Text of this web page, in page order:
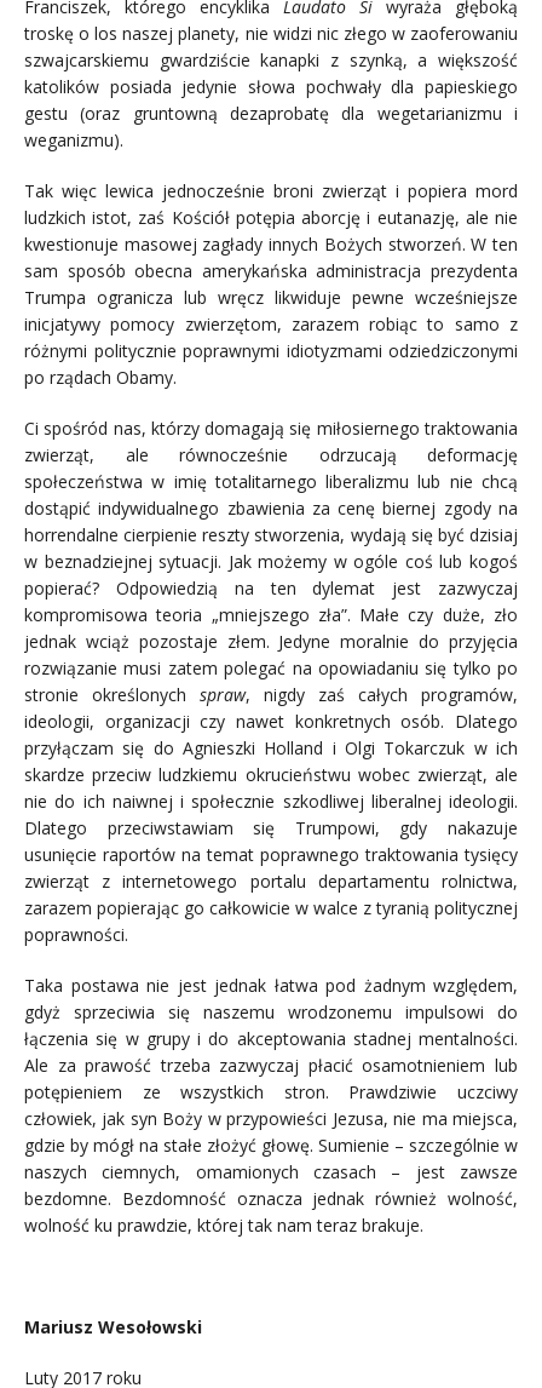
Franciszek, którego encyklika Laudato Si wyraża głęboką
troskę o los naszej planety, nie widzi nic złego w zaoferowaniu
szwajcarskiemu gwardziście kanapki z szynką, a większość
katolików posiada jedynie słowa pochwały dla papieskiego
gestu (oraz gruntowną dezaprobatę dla wegetarianizmu i
weganizmu).
Tak więc lewica jednocześnie broni zwierząt i popiera mord
ludzkich istot, zaś Kościół potępia aborcję i eutanazję, ale nie
kwestionuje masowej zagłady innych Bożych stworzeń. W ten
sam sposób obecna amerykańska administracja prezydenta
Trumpa ogranicza lub wręcz likwiduje pewne wcześniejsze
inicjatywy pomocy zwierzętom, zarazem robiąc to samo z
różnymi politycznie poprawnymi idiotyzmami odziedziczonymi
po rządach Obamy.
Ci spośród nas, którzy domagają się miłosiernego traktowania
zwierząt, ale równocześnie odrzucają deformację
społeczeństwa w imię totalitarnego liberalizmu lub nie chcą
dostąpić indywidualnego zbawienia za cenę biernej zgody na
horrendalne cierpienie reszty stworzenia, wydają się być dzisiaj
w beznadziejnej sytuacji. Jak możemy w ogóle coś lub kogoś
popierać? Odpowiedzią na ten dylemat jest zazwyczaj
kompromisowa teoria „mniejszego zła”. Małe czy duże, zło
jednak wciąż pozostaje złem. Jedyne moralnie do przyjęcia
rozwiązanie musi zatem polegać na opowiadaniu się tylko po
stronie określonych spraw, nigdy zaś całych programów,
ideologii, organizacji czy nawet konkretnych osób. Dlatego
przyłączam się do Agnieszki Holland i Olgi Tokarczuk w ich
skardze przeciw ludzkiemu okrucieństwu wobec zwierząt, ale
nie do ich naiwnej i społecznie szkodliwej liberalnej ideologii.
Dlatego przeciwstawiam się Trumpowi, gdy nakazuje
usunięcie raportów na temat poprawnego traktowania tysięcy
zwierząt z internetowego portalu departamentu rolnictwa,
zarazem popierając go całkowicie w walce z tyranią politycznej
poprawności.
Taka postawa nie jest jednak łatwa pod żadnym względem,
gdyż sprzeciwia się naszemu wrodzonemu impulsowi do
łączenia się w grupy i do akceptowania stadnej mentalności.
Ale za prawość trzeba zazwyczaj płacić osamotnieniem lub
potępieniem ze wszystkich stron. Prawdziwie uczciwy
człowiek, jak syn Boży w przypowieści Jezusa, nie ma miejsca,
gdzie by mógł na stałe złożyć głowę. Sumienie – szczególnie w
naszych ciemnych, omamionych czasach – jest zawsze
bezdomne. Bezdomność oznacza jednak również wolność,
wolność ku prawdzie, której tak nam teraz brakuje.
Mariusz Wesołowski
Luty 2017 roku